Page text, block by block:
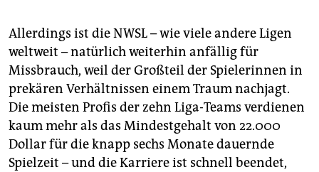
Allerdings ist die NWSL – wie viele andere Ligen
weltweit – natürlich weiterhin anfällig für
Missbrauch, weil der Großteil der Spielerinnen in
prekären Verhältnissen einem Traum nachjagt.
Die meisten Profis der zehn Liga-Teams verdienen
kaum mehr als das Mindestgehalt von 22.000
Dollar für die knapp sechs Monate dauernde
Spielzeit – und die Karriere ist schnell beendet,